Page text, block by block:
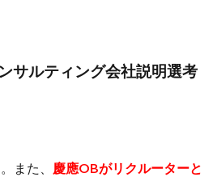
サルティング会社説明選考
また、
慶應OBがリクルーターと